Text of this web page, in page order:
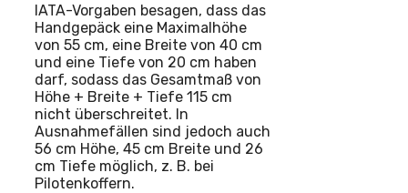
IATA-Vorgaben besagen, dass das
Handgepäck eine Maximalhöhe
von 55 cm, eine Breite von 40 cm
und eine Tiefe von 20 cm haben
darf, sodass das Gesamtmaß von
Höhe + Breite + Tiefe 115 cm
nicht überschreitet. In
Ausnahmefällen sind jedoch auch
56 cm Höhe, 45 cm Breite und 26
cm Tiefe möglich, z. B. bei
Pilotenkoffern.